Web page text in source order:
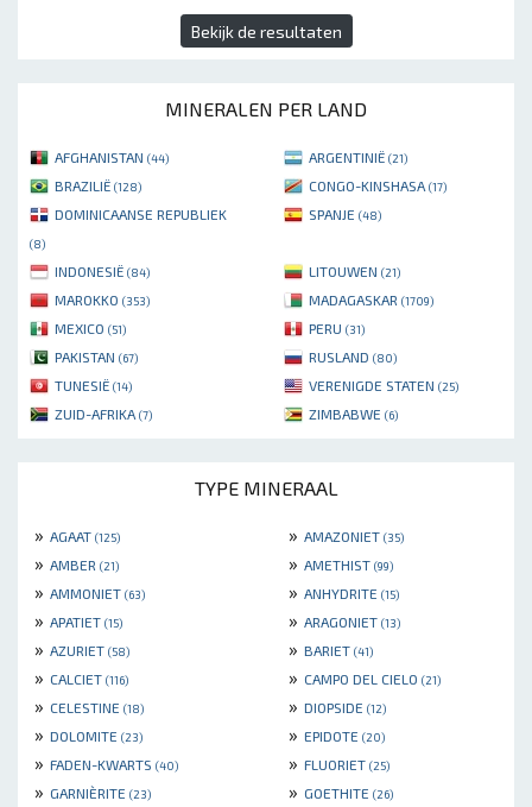
Bekijk de resultaten
MINERALEN PER LAND
AFGHANISTAN (44) ARGENTINIË (21)
BRAZILIË (128) CONGO-KINSHASA (17)
DOMINICAANSE REPUBLIEK
(8)
SPANJE (48)
INDONESIË (84) LITOUWEN (21)
MAROKKO (353) MADAGASKAR (1709)
MEXICO (51) PERU (31)
PAKISTAN (67) RUSLAND (80)
TUNESIË (14) VERENIGDE STATEN (25)
ZUID-AFRIKA (7) ZIMBABWE (6)
TYPE MINERAAL
» AGAAT (125) » AMAZONIET (35)
» AMBER (21) » AMETHIST (99)
» AMMONIET (63) » ANHYDRITE (15)
» APATIET (15) » ARAGONIET (13)
» AZURIET (58) » BARIET (41)
» CALCIET (116) » CAMPO DEL CIELO (21)
» CELESTINE (18) » DIOPSIDE (12)
» DOLOMITE (23) » EPIDOTE (20)
» FADEN-KWARTS (40) » FLUORIET (25)
» GARNIÈRITE (23) » GOETHITE (26)